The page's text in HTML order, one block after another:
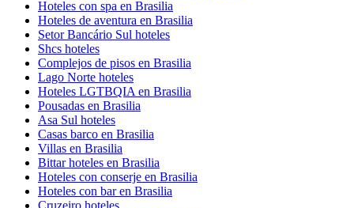
Hoteles con spa en Brasilia
Hoteles de aventura en Brasilia
Setor Bancário Sul hoteles
Shcs hoteles
Complejos de pisos en Brasilia
Lago Norte hoteles
Hoteles LGTBQIA en Brasilia
Pousadas en Brasilia
Asa Sul hoteles
Casas barco en Brasilia
Villas en Brasilia
Bittar hoteles en Brasilia
Hoteles con conserje en Brasilia
Hoteles con bar en Brasilia